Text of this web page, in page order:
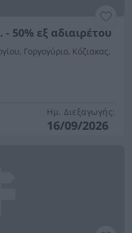
50% εξ αδιαιρέτου
Γοργογύριο, Κόζιακας,
Ημ. Διεξαγωγής:
16/09/2026